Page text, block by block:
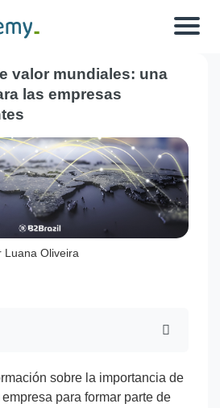
Toggle
valor mundiales: una
las empresas
Luana Oliveira
sobre la importancia de
para formar parte de